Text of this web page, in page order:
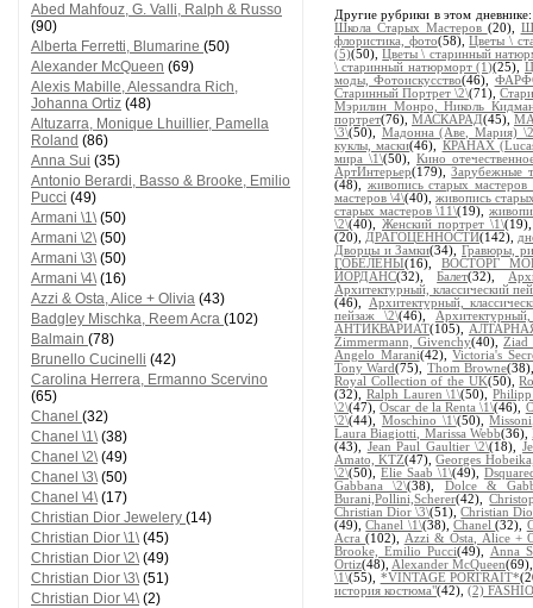
Abed Mahfouz, G. Valli, Ralph & Russo
(90)
Alberta Ferretti, Blumarine (50)
Alexander McQueen (69)
Alexis Mabille, Alessandra Rich,
Johanna Ortiz (48)
Altuzarra, Monique Lhuillier, Pamella
Roland (86)
Anna Sui (35)
Antonio Berardi, Basso & Brooke, Emilio
Pucci (49)
Armani \1\(50)
Armani \2\(50)
Armani \3\(50)
Armani \4\(16)
Azzi & Osta, Alice + Olivia (43)
Badgley Mischka, Reem Acra (102)
Balmain (78)
Brunello Cucinelli (42)
Carolina Herrera, Ermanno Scervino
(65)
Chanel (32)
Chanel \1\(38)
Chanel \2\(49)
Chanel \3\(50)
Chanel \4\(17)
Christian Dior Jewelery (14)
Christian Dior \1\(45)
Christian Dior \2\(49)
Christian Dior \3\(51)
Christian Dior \4\(2)
Другие рубрики в этом
Школа Старых Мастеров (20),
флористика, фото(58),Цветы \
(5)(50),Цветы \ старинный
\ старинный натюрморт (1)(25),
моды, Фотоискусство(46),
Старинный Портрет \2\(71),
Мэрилин Монро, Николь
портрет(76), МАСКАРАД(45),
\3\(50), Мадонна (Аве, Мария)
куклы, маски(46), КРАНАХ
мира \1\(50), Кино
АртИнтерьер(179),Зарубежные
(48), живопись старых мастеров
мастеров \4\(40),живопись
старых мастеров \11\(19),
\2\(40), Женский портрет \1\
(20), ДРАГОЦЕННОСТИ(142),
Дворцы и Замки(34),Гравюры,
ГОБЕЛЕНЫ(16), ВОСТОРГ
ЙОРДАНС(32),Балет(32),
Архитектурный, классический
(46),
Архитектурный,
пейзаж \2\(46),
АНТИКВАРИАТ(105),
Zimmermann, Givenchy(40), Ziad
Angelo Marani(42),Victoria's
Tony Ward(75), Thom Browne
Royal Collection of the UK(50),
(32), Ralph Lauren \1\(50),
\2\(47),Oscar de la Renta \1\(46),
\2\(44), Moschino \1\(50),
Laura Biagiotti, Marissa Webb(36),
(43), Jean Paul Gaultier \2\(18),
Amato, KTZ(47),Georges
\2\(50), Elie Saab \1\(49),
Gabbana \2\(38), Dolce &
Burani,Pollini,Scherer(42),
Christian Dior \3\(51),Christian
(49),Chanel \1\(38),Chanel(32),
Acra(102),
Azzi & Osta, Alice +
Brooke, Emilio Pucci(49),
Anna
Ortiz(48), Alexander McQueen
\1\(55), *VINTAGE PORTRAIT*
история костюма"(42), (2)